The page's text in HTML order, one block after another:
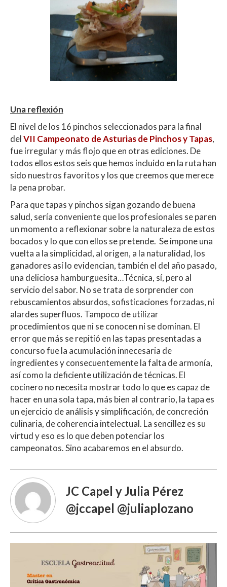
Una reflexión
El nivel de los 16 pinchos seleccionados para la final
delVII Campeonato de Asturias de Pinchos y Tapas,
fue irregular y más flojo que en otras ediciones. De
todos ellos estos seis que hemos incluido en la ruta han
sido nuestros favoritos y los que creemos que merece
la pena probar.
Para que tapas y pinchos sigan gozando de buena
salud, sería conveniente que los profesionales se paren
un momento a reflexionar sobre la naturaleza de estos
bocados y lo que con ellos se pretende. Se impone una
vuelta a la simplicidad, al origen, a la naturalidad, los
ganadores así lo evidencian, también el del año pasado,
una deliciosa hamburguesita…Técnica, sí, pero al
servicio del sabor. No se trata de sorprender con
rebuscamientos absurdos, sofisticaciones forzadas, ni
alardes superfluos. Tampoco de utilizar
procedimientos que ni se conocen ni se dominan. El
error que más se repitió en las tapas presentadas a
concurso fue la acumulación innecesaria de
ingredientes y consecuentemente la falta de armonía,
así como la deficiente utilización de técnicas. El
cocinero no necesita mostrar todo lo que es capaz de
hacer en una sola tapa, más bien al contrario, la tapa es
un ejercicio de análisis y simplificación, de concreción
culinaria, de coherencia intelectual. La sencillez es su
virtud y eso es lo que deben potenciar los
campeonatos. Sino acabaremos en el absurdo.
JC Capel y Julia Pérez
@jccapel @juliaplozano